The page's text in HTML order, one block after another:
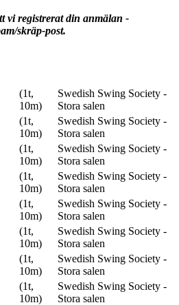
vi registrerat din anmälan -
skräp-post.
(1t,
10m)
Swedish Swing Society -
Stora salen
(1t,
10m)
Swedish Swing Society -
Stora salen
(1t,
10m)
Swedish Swing Society -
Stora salen
(1t,
10m)
Swedish Swing Society -
Stora salen
(1t,
10m)
Swedish Swing Society -
Stora salen
(1t,
10m)
Swedish Swing Society -
Stora salen
(1t,
10m)
Swedish Swing Society -
Stora salen
(1t,
10m)
Swedish Swing Society -
Stora salen